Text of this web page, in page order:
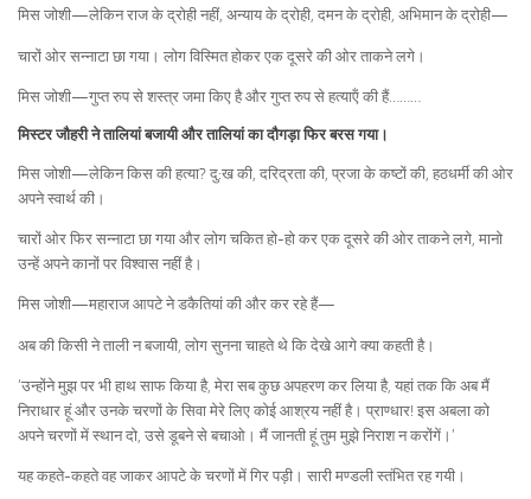
मिस जोशी—लेकिन राज के द्रोही नहीं, अन्याय के द्रोही, दमन के द्रोही, अभिमान के द्रोही—
चारों ओर सन्नाटा छा गया। लोग विस्मित होकर एक दूसरे की ओर ताकने लगे।
मिस जोशी—गुप्त रुप से शस्त्र जमा किए है और गुप्त रुप से हत्याऍं की हैं………
मिस्टर जौहरी ने तालियां बजायी और तालियां का दौगड़ा फिर बरस गया।
मिस जोशी—लेकिन किस की हत्या? दु:ख की, दरिद्रता की, प्रजा के कष्टों की, हठधर्मी की ओर
अपने स्वार्थ की।
चारों ओर फिर सन्नाटा छा गया और लोग चकित हो-हो कर एक दूसरे की ओर ताकने लगे, मानो
उन्हें अपने कानों पर विश्वास नहीं है।
मिस जोशी—महाराज आपटे ने डकैतियां की और कर रहे हैं—
अब की किसी ने ताली न बजायी, लोग सुनना चाहते थे कि देखे आगे क्या कहती है।
‘उन्होंने मुझ पर भी हाथ साफ किया है, मेरा सब कुछ अपहरण कर लिया है, यहां तक कि अब मैं
निराधार हूं और उनके चरणों के सिवा मेरे लिए कोई आश्रय नहीं है। प्राण्धार! इस अबला को
अपने चरणों में स्थान दो, उसे डूबने से बचाओ। मैं जानती हूं तुम मुझे निराश न करोंगें।’
यह कहते-कहते वह जाकर आपटे के चरणों में गिर पड़ी। सारी मण्डली स्तंभित रह गयी।